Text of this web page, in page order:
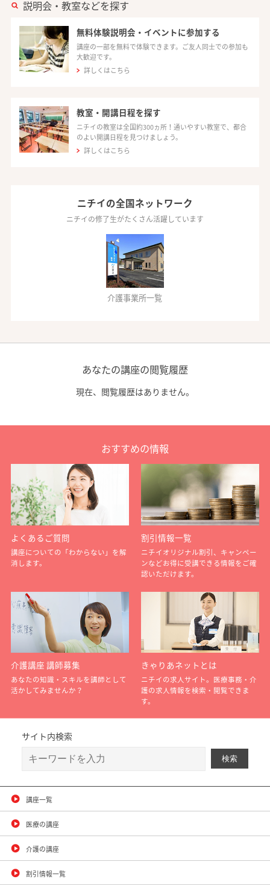
説明会・教室などを探す
無料体験説明会・イベントに参加する
講座の一部を無料で体験できます。ご友人同士での参加も
大歓迎です。
詳しくはこちら
教室・開講日程を探す
ニチイの教室は全国約300ヵ所！通いやすい教室で、都合
のよい開講日程を見つけましょう。
詳しくはこちら
ニチイの全国ネットワーク
ニチイの修了生がたくさん活躍しています
介護事業所一覧
あなたの講座の閲覧履歴
現在、閲覧履歴はありません。
おすすめの情報
よくあるご質問
講座についての「わからない」を解
消します。
割引情報一覧
ニチイオリジナル割引、キャンペー
ンなどお得に受講できる情報をご確
認いただけます。
介護講座 講師募集
あなたの知識・スキルを講師として
活かしてみませんか？
きゃりあネットとは
ニチイの求人サイト。医療事務・介
護の求人情報を検索・閲覧できま
す。
サイト内検索
講座一覧
医療の講座
介護の講座
割引情報一覧